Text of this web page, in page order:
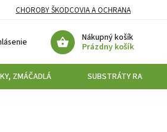
CHOROBY ŠKODCOVIA A OCHRANA
Nákupný košík
Prázdny košík
ZMÁČADLÁ SUBSTRÁTY